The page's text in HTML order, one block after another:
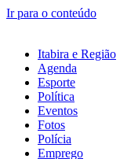
Ir para o conteúdo
Itabira e Região
Agenda
Esporte
Política
Eventos
Fotos
Polícia
Emprego